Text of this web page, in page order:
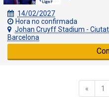
14/02/2027
Hora no confirmada
Johan Cruyff Stadium -
Barcelona
« 1